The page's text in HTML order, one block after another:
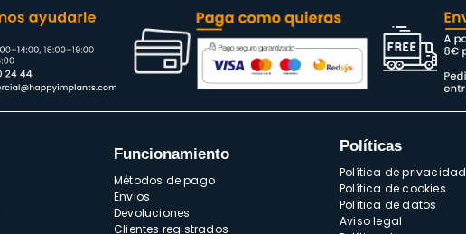
Funcionamiento
Métodos de pago
Envios
Devoluciones
Clientes registrados
Políticas
Política de privacidad
Política de cookies
Política de datos
Aviso legal